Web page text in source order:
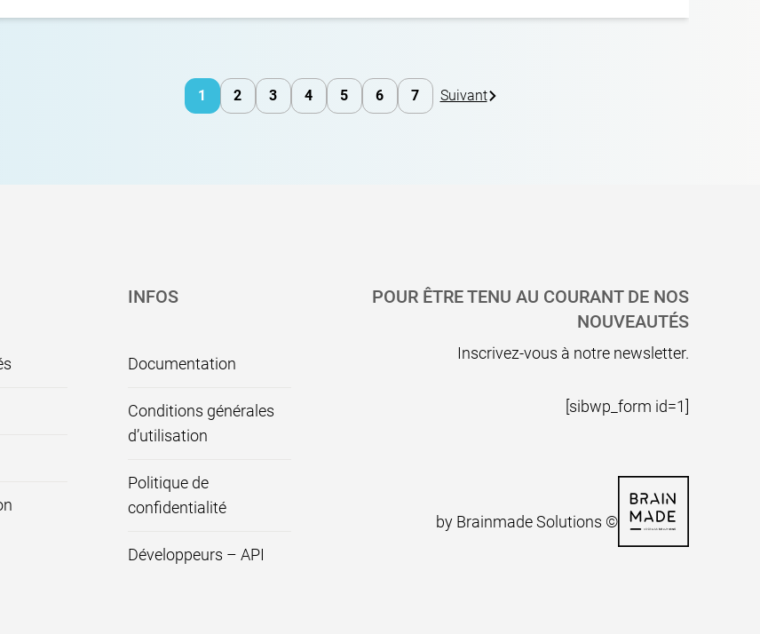
1 2 3 4 5 6 7 Suivant
INFOS
Documentation
Conditions générales
d’utilisation
Politique de
confidentialité
Développeurs – API
POUR ÊTRE TENU AU COURANT DE NOS
NOUVEAUTÉS
Inscrivez-vous à notre newsletter.
[sibwp_form id=1]
by Brainmade Solutions ©